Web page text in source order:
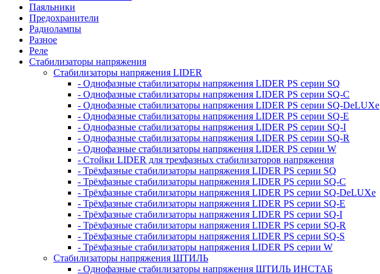
Паяльники
Предохранители
Радиолампы
Разное
Реле
Стабилизаторы напряжения
Стабилизаторы напряжения LIDER
- Однофазные стабилизаторы напряжения LIDER PS серии SQ
- Однофазные стабилизаторы напряжения LIDER PS серии SQ-C
- Однофазные стабилизаторы напряжения LIDER PS серии SQ-DeLUXe
- Однофазные стабилизаторы напряжения LIDER PS серии SQ-E
- Однофазные стабилизаторы напряжения LIDER PS серии SQ-I
- Однофазные стабилизаторы напряжения LIDER PS серии SQ-R
- Однофазные стабилизаторы напряжения LIDER PS серии W
- Стойки LIDER для трехфазных стабилизаторов напряжения
- Трёхфазные стабилизаторы напряжения LIDER PS серии SQ
- Трёхфазные стабилизаторы напряжения LIDER PS серии SQ-C
- Трёхфазные стабилизаторы напряжения LIDER PS серии SQ-DeLUXe
- Трёхфазные стабилизаторы напряжения LIDER PS серии SQ-E
- Трёхфазные стабилизаторы напряжения LIDER PS серии SQ-I
- Трёхфазные стабилизаторы напряжения LIDER PS серии SQ-R
- Трёхфазные стабилизаторы напряжения LIDER PS серии SQ-S
- Трёхфазные стабилизаторы напряжения LIDER PS серии W
Стабилизаторы напряжения ШТИЛЬ
- Однофазные стабилизаторы напряжения ШТИЛЬ ИНСТАБ